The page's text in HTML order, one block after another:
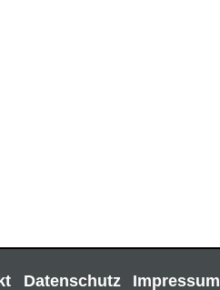
Datenschutz Impressum